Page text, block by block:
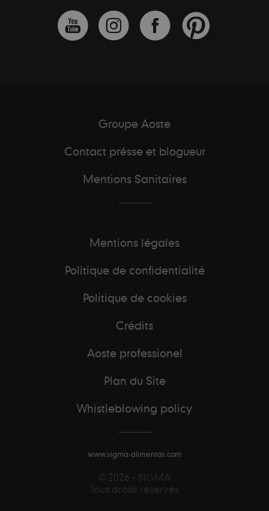
Groupe Aoste
Contact présse et blogueur
Mentions Sanitaires
Mentions légales
Politique de confidentialité
Politique de cookies
Crédits
Aoste professionel
Plan du Site
Whistleblowing policy
www.sigma-alimentos.com
© 2026 - SIGMA
Tous droits réservés